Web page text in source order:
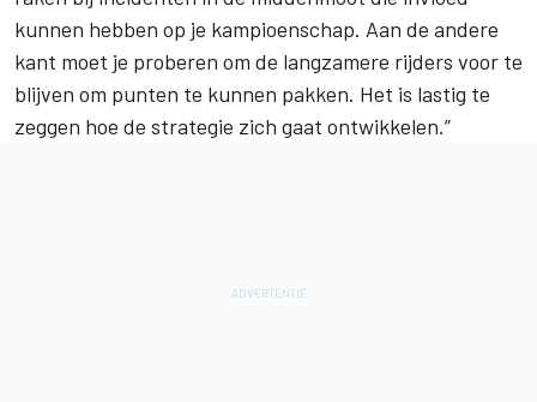
kunnen hebben op je kampioenschap. Aan de andere
kant moet je proberen om de langzamere rijders voor te
blijven om punten te kunnen pakken. Het is lastig te
zeggen hoe de strategie zich gaat ontwikkelen.”